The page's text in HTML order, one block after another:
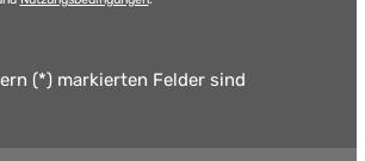
(*) markierten Felder sind